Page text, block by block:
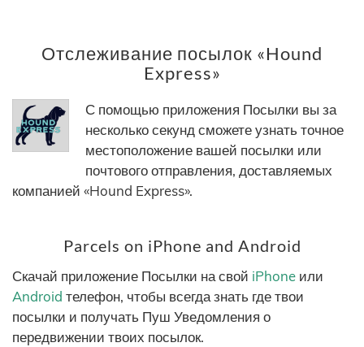
Отслеживание посылок «Hound
Express»
С помощью приложения Посылки вы за
несколько секунд сможете узнать точное
местоположение вашей посылки или
почтового отправления, доставляемых
компанией «Hound Express».
Parcels on iPhone and Android
Скачай приложение Посылки на свой iPhone или
Android телефон, чтобы всегда знать где твои
посылки и получать Пуш Уведомления о
передвижении твоих посылок.